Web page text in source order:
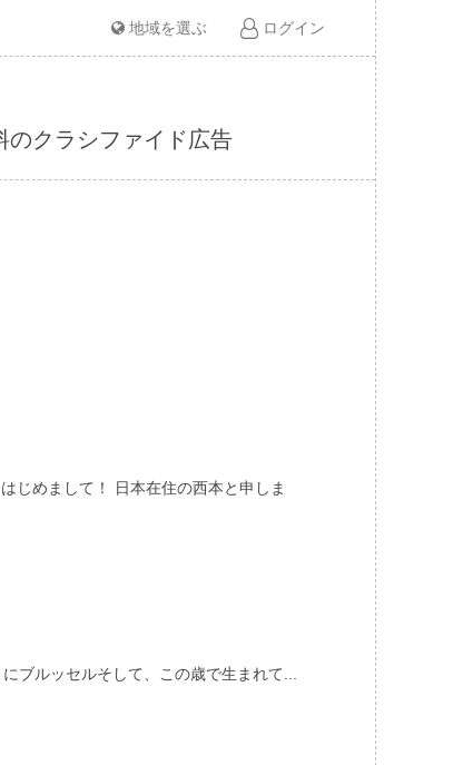
地域を選ぶ ログイン
のクラシファイド広告
して！ 日本在住の西本と申しま
ブルッセルそして、この歳で生まれて...